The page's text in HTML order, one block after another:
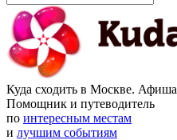
Куда сходить в Москве. Афиша
Помощник и путеводитель
по интересным местам
и лучшим событиям